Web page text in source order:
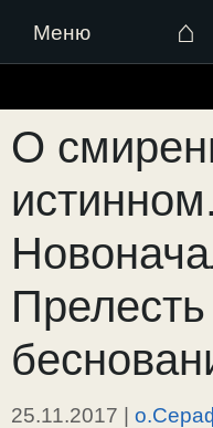
Меню ⌂
к
содержимому
О
истинном.
25.11.2017 |